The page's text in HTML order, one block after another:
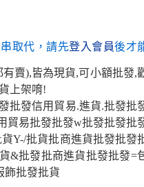
取代，請先登入會員後才
賣),皆為現貨,可小額批發,
上架唷!
批發信用貿易.進貨.批發批
貿易批發批發w批發批發批
Y-/批貨批商進貨批發批發
&批發批商進貨批發批發=
飾批發批貨